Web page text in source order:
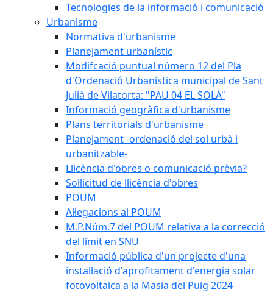
Tecnologies de la informació i comunicació
Urbanisme
Normativa d'urbanisme
Planejament urbanístic
Modifcació puntual número 12 del Pla
d'Ordenació Urbanística municipal de Sant
Julià de Vilatorta: "PAU 04 EL SOLÀ"
Informació geogràfica d'urbanisme
Plans territorials d'urbanisme
Planejament -ordenació del sol urbà i
urbanitzable-
Llicència d'obres o comunicació prèvia?
Sol·licitud de llicència d'obres
POUM
Al·legacions al POUM
M.P.Núm.7 del POUM relativa a la correcció
del límit en SNU
Informació pública d'un projecte d'una
instal·lació d'aprofitament d'energia solar
fotovoltaica a la Masia del Puig 2024